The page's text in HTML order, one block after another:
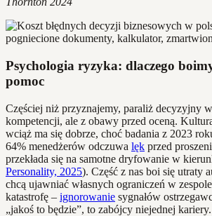
Psychologia ryzyka: dlaczego
pomoc
Częściej niż przyznajemy, paraliż decyzyjny
kompetencji, ale z obawy przed oceną.
wciąż ma się dobrze, choć badania z 2023
64% menedżerów odczuwa lęk przed
przekłada się na samotne dryfowanie w
Personality, 2025). Część z nas boi się utraty
chcą ujawniać własnych ograniczeń w
katastrofę – ignorowanie sygnałów
„jakoś to będzie”, to zabójcy niejednej kariery.